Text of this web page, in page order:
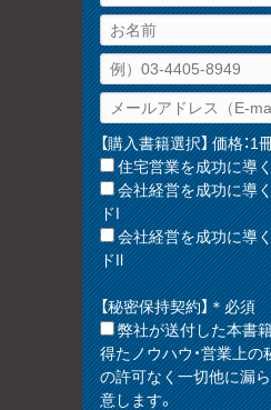
【購入書籍選択】 価格：
住宅営業を成功に導
会社経営を成功に導
ドⅠ
会社経営を成功に導
ドⅡ
【秘密保持契約】＊必須
弊社が送付した本書
得たノウハウ・営業上の
の許可なく一切他に漏
意します。